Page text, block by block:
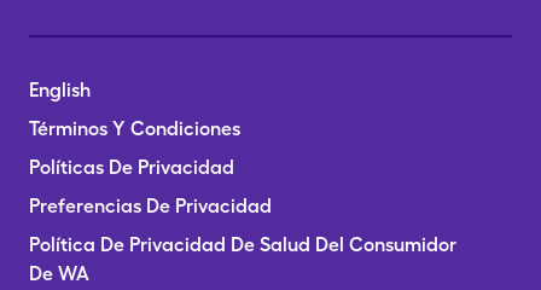
English
Términos Y Condiciones
Políticas De Privacidad
Preferencias De Privacidad
Política De Privacidad De Salud Del Consumidor
De WA